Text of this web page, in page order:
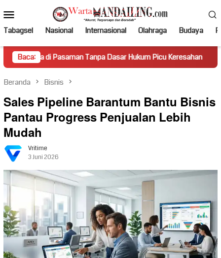
ke
kontenMobile
Tabagsel Nasional Internasional Olahraga Budaya
Baca:Tanpa Dasar Hukum Picu Keresahan Truk Miring
Beranda Bisnis
Sales Pipeline Barantum Bantu Bisnis
Pantau Progress Penjualan Lebih
Mudah
Vritime
3 Juni 2026